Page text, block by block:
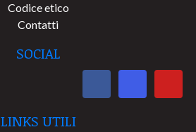
Codice etico
Contatti
SOCIAL
LINKS UTILI